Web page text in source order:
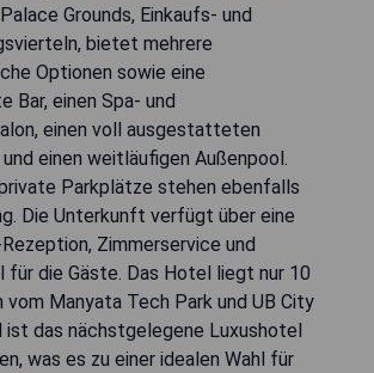
Grounds, Einkaufs- und
bietet mehrere
Optionen sowie eine
Bar, einen Spa- und
einen voll ausgestatteten
einen weitläufigen Außenpool.
Parkplätze stehen ebenfalls
Die Unterkunft verfügt über eine
Zimmerservice und
für die Gäste. Das Hotel liegt nur 10
vom Manyata Tech Park und UB City
das nächstgelegene Luxushotel
was es zu einer idealen Wahl für